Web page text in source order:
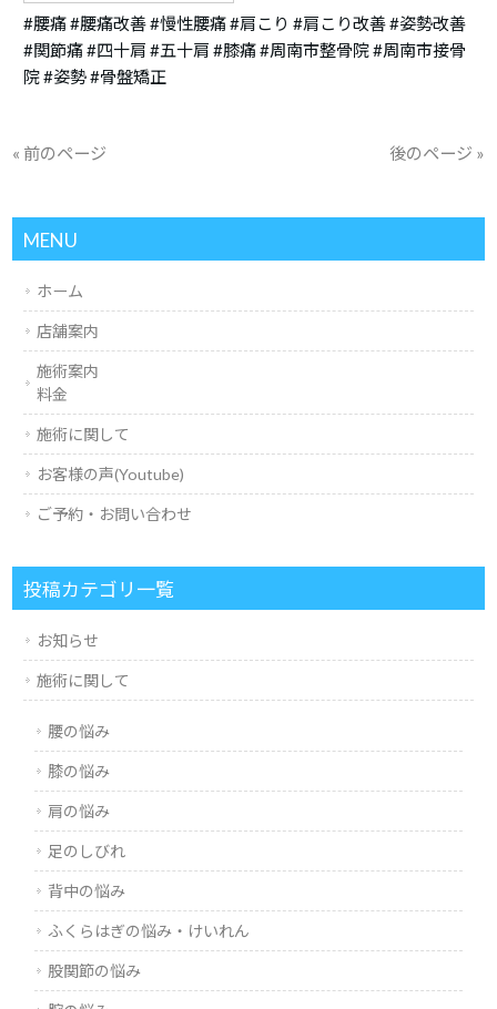
#腰痛 #腰痛改善 #慢性腰痛 #肩こり #肩こり改善 #姿勢改善
#関節痛 #四十肩 #五十肩 #膝痛 #周南市整骨院 #周南市接骨
院 #姿勢 #骨盤矯正
« 前のページ 後のページ »
MENU
ホーム
店舗案内
施術案内
料金
施術に関して
お客様の声(Youtube)
ご予約・お問い合わせ
投稿カテゴリ一覧
お知らせ
施術に関して
腰の悩み
膝の悩み
肩の悩み
足のしびれ
背中の悩み
ふくらはぎの悩み・けいれん
股関節の悩み